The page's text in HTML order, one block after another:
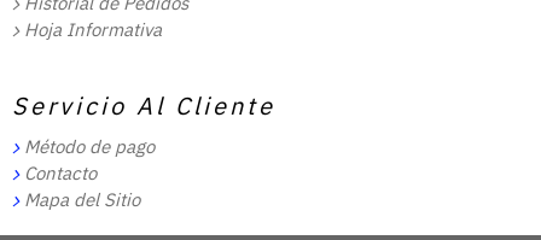
Hoja Informativa
Servicio Al Cliente
Método de pago
Contacto
Mapa del Sitio